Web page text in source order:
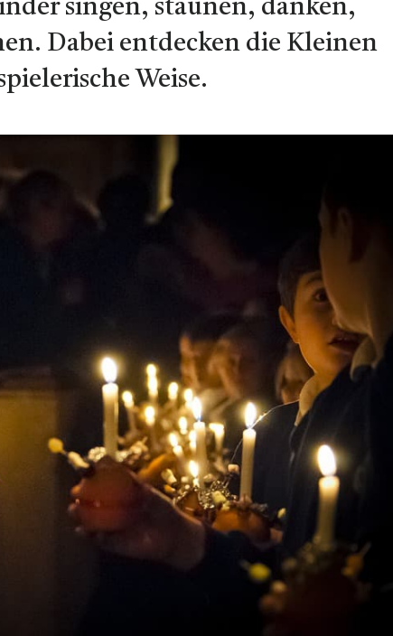
singen, staunen, danken,
Dabei entdecken die Kleinen
Weise.